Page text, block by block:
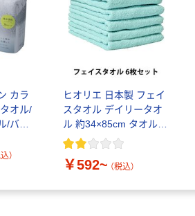
カラ
オル/
/バス
乾 1
）
ヒオリエ 日本製 フェイ
スタオル デイリータオ
ル 約34×85cm タオル
中厚 吸水 速乾 無地 お
￥592~ （税込）